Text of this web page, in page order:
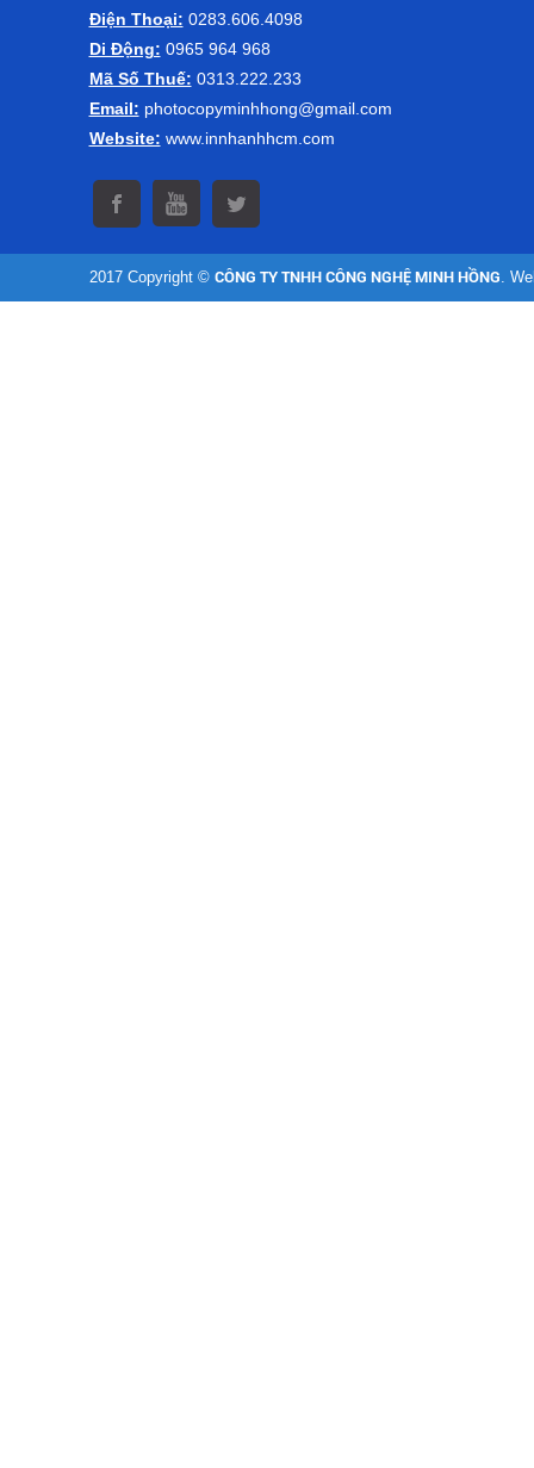
Điện Thoại: 0283.606.4098
Di Động: 0965 964 968
Mã Số Thuế: 0313.222.233
Email: photocopyminhhong@gmail.com
Website: www.innhanhhcm.com
2017 Copyright © CÔNG TY TNHH CÔNG NGHỆ MINH HỒNG .